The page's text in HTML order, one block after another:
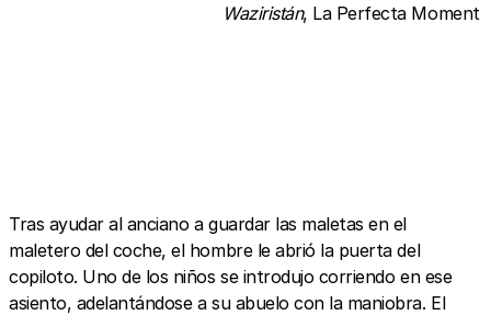
Waziristán, La Perfecta Moment
Tras ayudar al anciano a guardar las maletas en el
maletero del coche, el hombre le abrió la puerta del
copiloto. Uno de los niños se introdujo corriendo en ese
asiento, adelantándose a su abuelo con la maniobra. El